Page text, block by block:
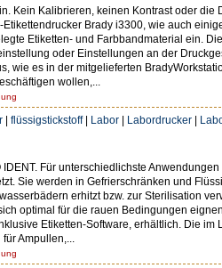
Kein Kalibrieren, keinen Kontrast oder die
Brady i3300, wie auch
Etiketten- und Farbbandmaterial ein.
oder Einstellungen an der
wie es in der mitgelieferten
wollen,...
| flüssigstickstoff| Labor | Labordrucker |
Für unterschiedlichste
Sie werden in Gefrierschränken und
erhitzt bzw. zur Sterilisation
optimal für die rauen Bedingungen
Etiketten-Software, erhältlich. Die im
Ampullen,...